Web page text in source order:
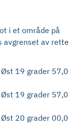
i et område på
avgrenset av rette
19 grader 57,0
19 grader 57,0
20 grader 00,0